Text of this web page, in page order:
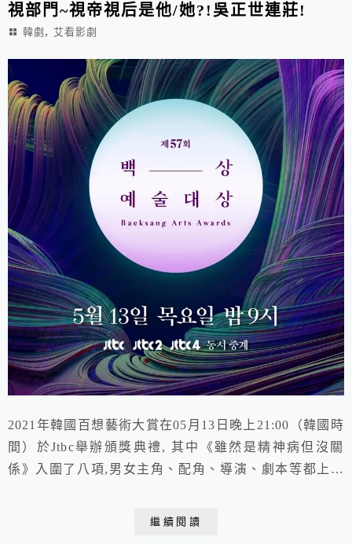
視部門~視帝視后是他/她?!吳正世連莊!
韓劇 , 艾看影劇
2021年韓國百想藝術大賞在05月13日晚上21:00（韓國時
間）於Jtbc舉辦頒獎典禮, 其中《雖然是精神病但沒關
係》入圍了八項,男女主角、配角、導演、劇本等都上名
繼續閱讀